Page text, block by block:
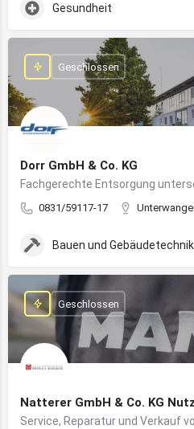
Gesundheit
Dorr GmbH & Co. KG
0831/59117-17
Geschlossen
Bauen und Gebäudetechnik
Natterer GmbH & Co. KG
Geschlossen